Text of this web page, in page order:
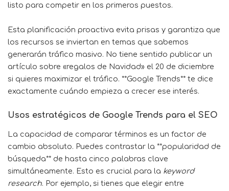
listo para competir en los primeros puestos.
Esta planificación proactiva evita prisas y garantiza que
los recursos se inviertan en temas que sabemos
generarán tráfico masivo. No tiene sentido publicar un
artículo sobre «regalos de Navidad» el 20 de diciembre
si quieres maximizar el tráfico. **Google Trends** te dice
exactamente cuándo empieza a crecer ese interés.
Usos estratégicos de Google Trends para el SEO
La capacidad de comparar términos es un factor de
cambio absoluto. Puedes contrastar la **popularidad de
búsqueda** de hasta cinco palabras clave
simultáneamente. Esto es crucial para la keyword
research. Por ejemplo, si tienes que elegir entre